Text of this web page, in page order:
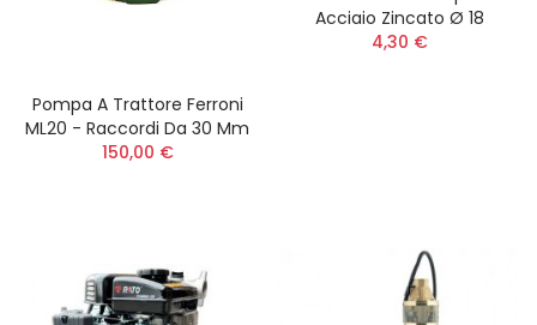
Pompa A Trattore Ferroni
ML20 - Raccordi Da 30 Mm
150,00 €
Acciaio Zincato Ø 18
4,30 €